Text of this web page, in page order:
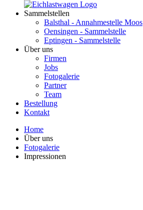
Sammelstellen
Balsthal - Annahmestelle Moos
Oensingen - Sammelstelle
Eptingen - Sammelstelle
Über uns
Firmen
Jobs
Fotogalerie
Partner
Team
Bestellung
Kontakt
Home
Über uns
Fotogalerie
Impressionen